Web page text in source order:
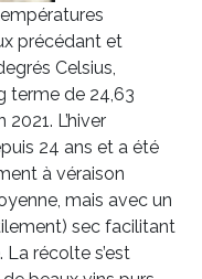
précédant et
Celsius,
terme de 24,63
L’hiver
24 ans et a été
à véraison
mais avec un
sec facilitant
récolte s’est